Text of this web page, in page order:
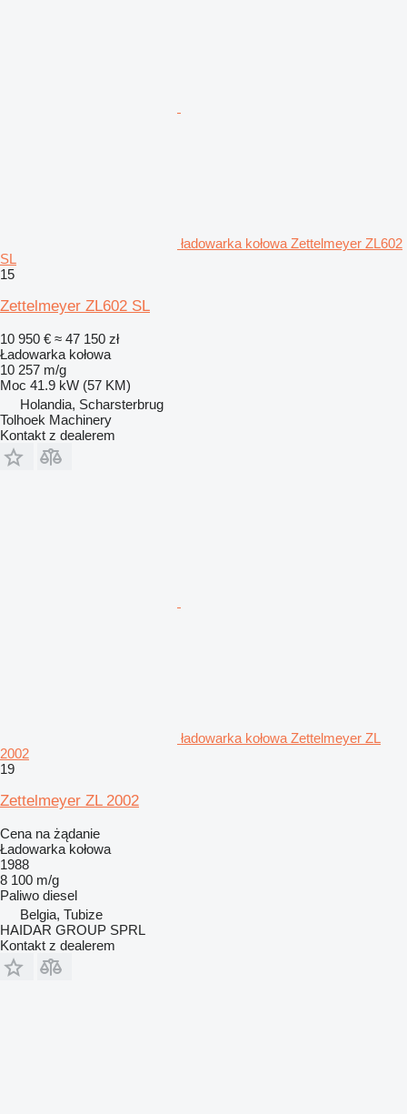
ładowarka kołowa Zettelmeyer ZL602
SL
15
Zettelmeyer ZL602 SL
10 950 € ≈ 47 150 zł
Ładowarka kołowa
10 257 m/g
Moc 41.9 kW (57 KM)
Holandia, Scharsterbrug
Tolhoek Machinery
Kontakt z dealerem
ładowarka kołowa Zettelmeyer ZL
2002
19
Zettelmeyer ZL 2002
Cena na żądanie
Ładowarka kołowa
1988
8 100 m/g
Paliwo diesel
Belgia, Tubize
HAIDAR GROUP SPRL
Kontakt z dealerem